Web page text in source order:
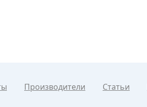
Производители Статьи